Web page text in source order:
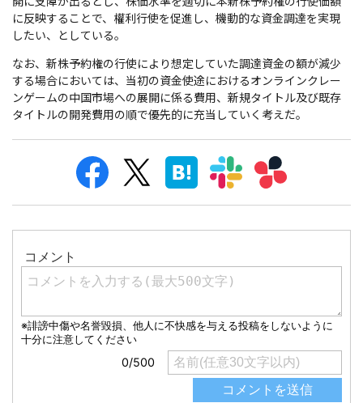
に反映することで、權利行使を促進し、機動的な資金調達を実現
したい、としている。
なお、新株予約権の行使により想定していた調達資金の額が減少
する場合においては、当初の資金使途におけるオンラインクレー
ンゲームの中国市場への展開に係る費用、新規タイトル及び既存
タイトルの開発費用の順で優先的に充当していく考えだ。